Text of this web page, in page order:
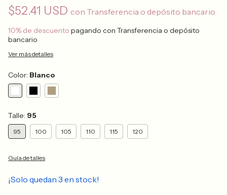
$52.41 USD con Transferencia o depósito bancario
10% de descuento pagando con Transferencia o depósito
bancario
Ver más detalles
Color: Blanco
Talle: 95
95 100 105 110 115 120
Guía de talles
¡Solo quedan 3 en stock!